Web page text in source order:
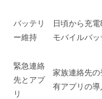
バッテリ
ー維持
日頃から充電
モバイルバ
緊急連絡
先とアプ
リ
家族連絡先
有アプリの導